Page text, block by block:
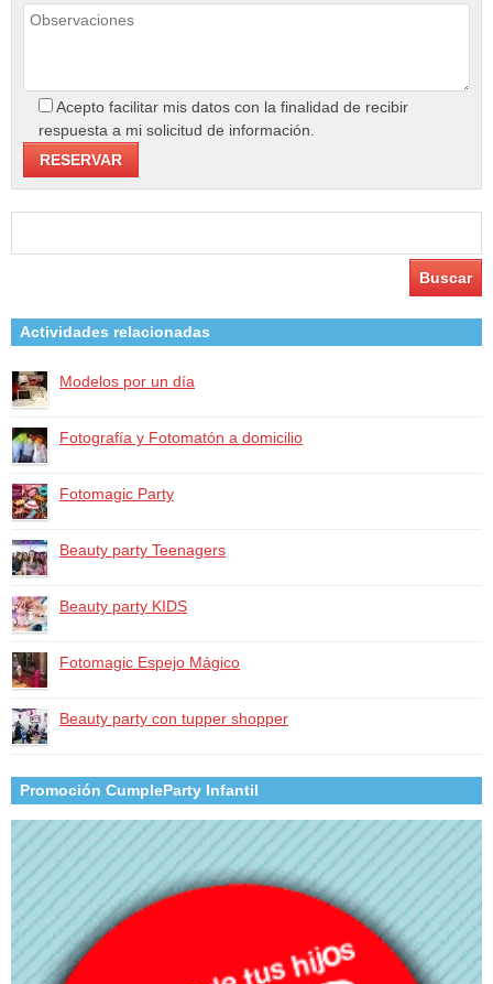
Acepto facilitar mis datos con la finalidad de recibir
respuesta a mi solicitud de información.
Actividades relacionadas
Modelos por un día
Fotografía y Fotomatón a domicilio
Fotomagic Party
Beauty party Teenagers
Beauty party KIDS
Fotomagic Espejo Mágico
Beauty party con tupper shopper
Promoción CumpleParty Infantil